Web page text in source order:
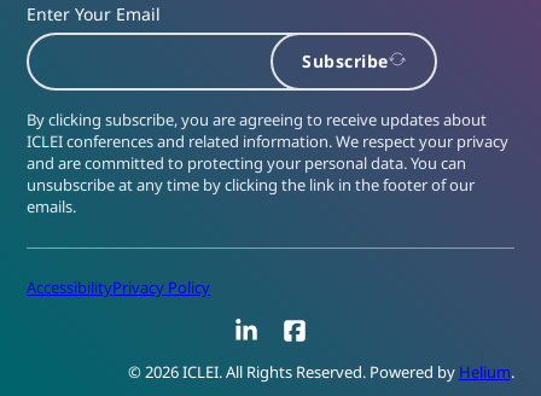
Enter Your Email
Subscribe
By clicking subscribe, you are agreeing to receive updates about
ICLEI conferences and related information. We respect your privacy
and are committed to protecting your personal data. You can
unsubscribe at any time by clicking the link in the footer of our
emails.
AccessibilityPrivacy Policy
LinkedInFacebook
© 2026 ICLEI. All Rights Reserved. Powered by Helium.